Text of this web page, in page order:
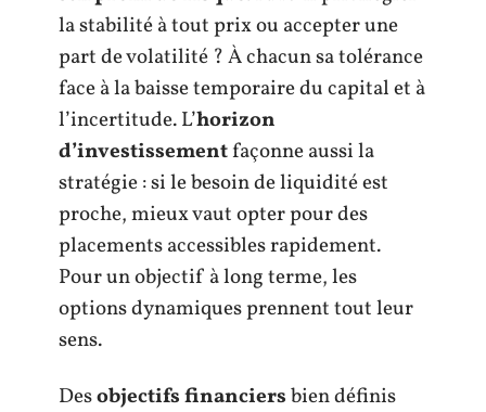
la stabilité à tout prix ou accepter une
part de volatilité ? À chacun sa tolérance
face à la baisse temporaire du capital et à
l’incertitude. L’horizon
d’investissementfaçonne aussi la
stratégie : si le besoin de liquidité est
proche, mieux vaut opter pour des
placements accessibles rapidement.
Pour un objectif à long terme, les
options dynamiques prennent tout leur
sens.
Desobjectifs financiersbien définis